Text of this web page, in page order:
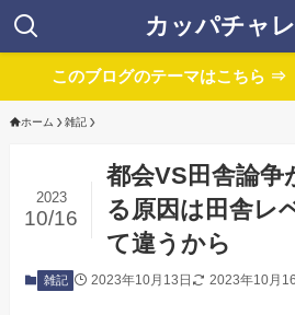
カッパチャ
このブログのテーマはこちら ⇒
ホーム 雑記
都会VS田舎論争
る原因は田舎レ
て違うから
2023
10/16
雑記 2023年10月13日 2023年10月